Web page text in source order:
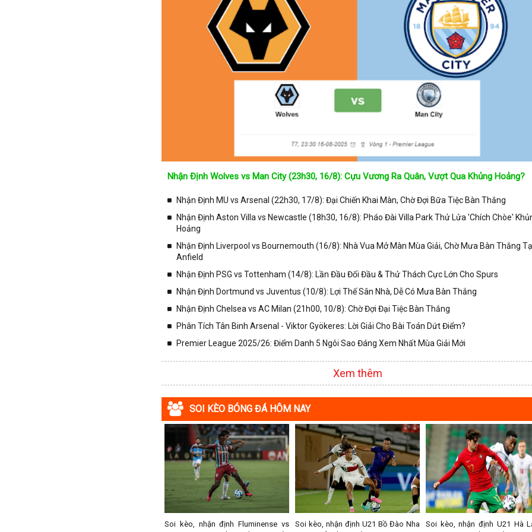
Nhận Định Wolves vs Man City (23h30, 16/8): Cựu Vương Ra Quân, Vượt Qua Khủng Hoảng?
Nhận Định MU vs Arsenal (22h30, 17/8): Đại Chiến Khai Màn, Chờ Đợi Bữa Tiệc Bàn Thắng
Nhận Định Aston Villa vs Newcastle (18h30, 16/8): Pháo Đài Villa Park Thử Lửa 'Chích Chòe'
Hoảng
Nhận Định Liverpool vs Bournemouth (16/8): Nhà Vua Mở Màn Mùa Giải, Chờ Mưa Bàn Thắng
Anfield
Nhận Định PSG vs Tottenham (14/8): Lần Đầu Đối Đầu & Thử Thách Cực Lớn Cho Spurs
Nhận Định Dortmund vs Juventus (10/8): Lợi Thế Sân Nhà, Dễ Có Mưa Bàn Thắng
Nhận Định Chelsea vs AC Milan (21h00, 10/8): Chờ Đợi Đại Tiệc Bàn Thắng
Phân Tích Tân Binh Arsenal - Viktor Gyökeres: Lời Giải Cho Bài Toán Dứt Điểm?
Premier League 2025/26: Điểm Danh 5 Ngôi Sao Đáng Xem Nhất Mùa Giải Mới
Xem thêm
SOI KÈO BÓNG ĐÁ HÔM NAY
Soi kèo, nhận định Fluminense vs
Soi kèo, nhận định U21 Bồ Đào Nha
Soi kèo, nhận định U21 Hà